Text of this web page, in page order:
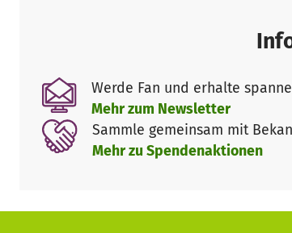
den Menschen und den Verbrauchern
schmackhafte Produkte von
Vision:
Menschen mit geistigen
und einen angemessenen Lohn und
Orientierung in Vinnyzja.
Werde Fan und erhalte
Mehr zum Newsletter
Sammle gemeinsam mit
Mehr zu Spendenaktionen